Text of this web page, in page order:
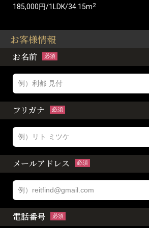
185,000円/1LDK/34.15m2
お客様情報
お名前 必須
フリガナ 必須
メールアドレス 必須
電話番号 必須